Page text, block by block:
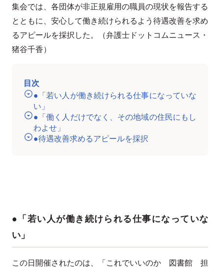
集会では、各団体が非正規雇用の職員の現状を報告する
とともに、安心して働き続けられるよう待遇改善を求め
るアピールを採択した。（弁護士ドットコムニュース・
猪谷千香）
目次
●「若い人が働き続けられる仕事になっていな
い」
●「働く人だけでなく、その地域の住民にもし
わよせ」
●待遇改善求めるアピールを採択
●「若い人が働き続けられる仕事になっていな
い」
この日開催されたのは、「これでいいのか 図書館 担